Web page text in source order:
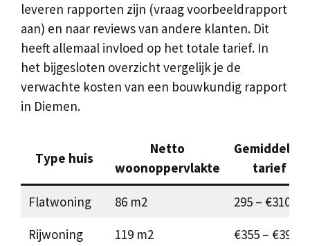
leveren rapporten zijn (vraag voorbeeldrapport
aan) en naar reviews van andere klanten. Dit
heeft allemaal invloed op het totale tarief. In
het bijgesloten overzicht vergelijk je de
verwachte kosten van een bouwkundig rapport
in Diemen.
Type huis
Netto
woonoppervlakte
Gemiddelde
tarief
Flatwoning 86 m2
295 – €310
Rijwoning
119 m2
€355 – €390